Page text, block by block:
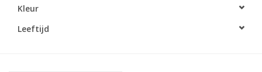
Kleur
Leeftijd